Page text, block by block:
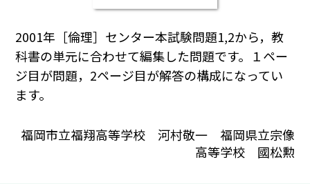
2001年［倫理］センター本試験問題1,2から，教
科書の単元に合わせて編集した問題です。１ペー
ジ目が問題，2ページ目が解答の構成になってい
ます。
福岡市立福翔高等学校 河村敬一 福岡県立宗像
高等学校 國松勲